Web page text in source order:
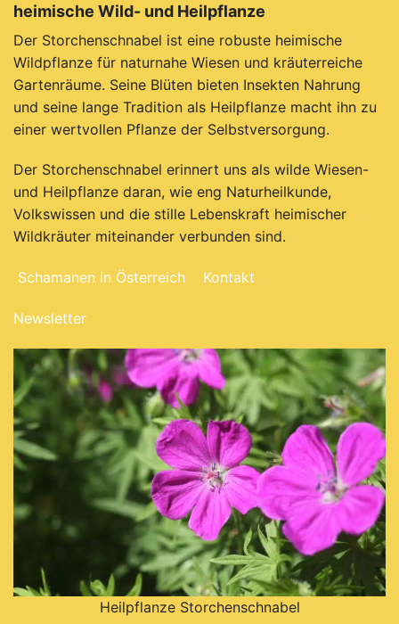
heimische Wild- und Heilpflanze
Der Storchenschnabel ist eine robuste heimische
Wildpflanze für naturnahe Wiesen und kräuterreiche
Gartenräume. Seine Blüten bieten Insekten Nahrung
und seine lange Tradition als Heilpflanze macht ihn zu
einer wertvollen Pflanze der Selbstversorgung.
Der Storchenschnabel erinnert uns als wilde Wiesen-
und Heilpflanze daran, wie eng Naturheilkunde,
Volkswissen und die stille Lebenskraft heimischer
Wildkräuter miteinander verbunden sind.
Schamanen in Österreich Kontakt
Newsletter
Heilpflanze Storchenschnabel